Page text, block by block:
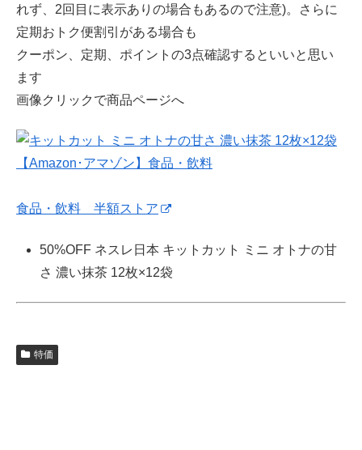
れず、2回目に表示ありの場合もあるので注意)。さらに
定期おトク便割引がある場合も
クーポン、定期、ポイントの3点確認するといいと思い
ます
画像クリックで商品ページへ
食品・飲料 半額ストア
50%OFF ネスレ日本 キットカット ミニ オトナの甘
さ 濃い抹茶 12枚×12袋
特価